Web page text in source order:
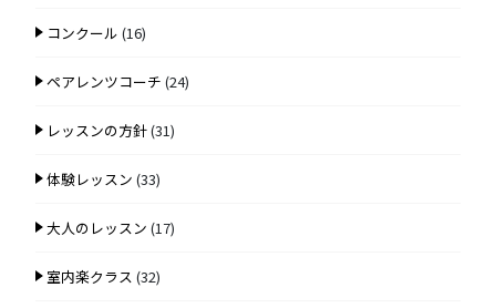
コンクール (16)
ペアレンツコーチ (24)
レッスンの方針(31)
体験レッスン (33)
大人のレッスン (17)
室内楽クラス (32)